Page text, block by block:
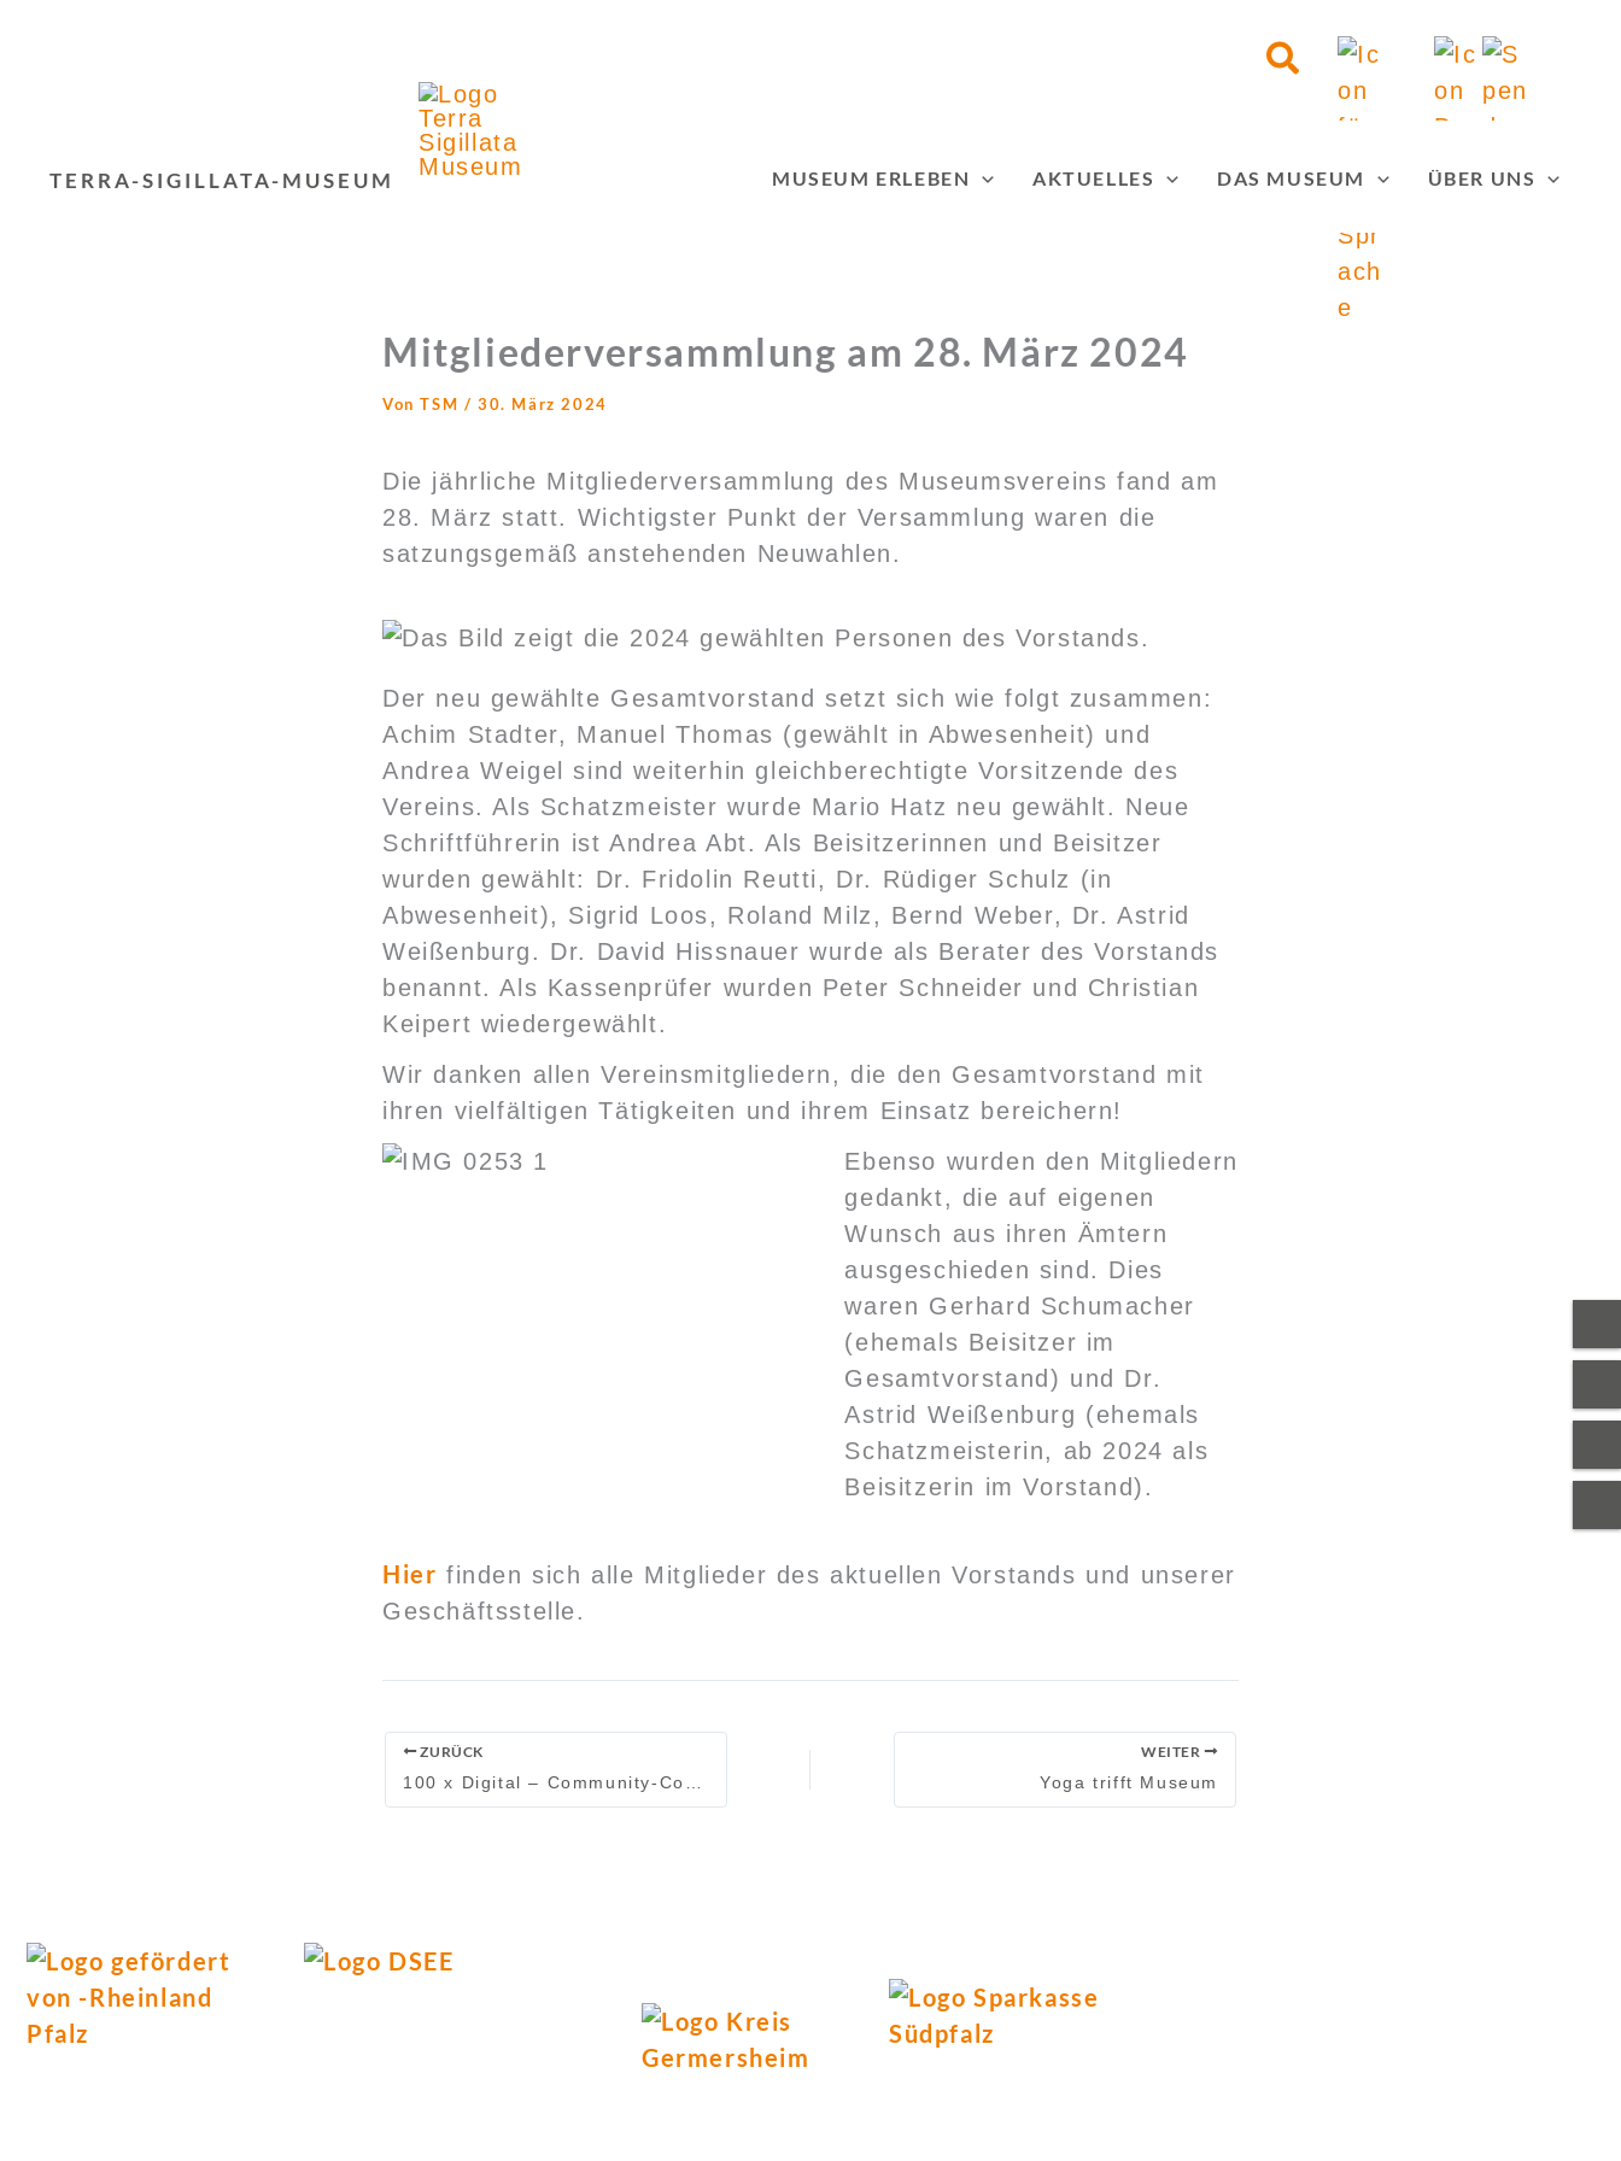
Suchen
TERRA-SIGILLATA-MUSEUM MUSEUM ERLEBEN AKTUELLES DAS MUSEUM ÜBER UNS
Mitgliederversammlung am 28. März 2024
VonTSM /30. März 2024
Die jährliche Mitgliederversammlung des Museumsvereins fand am
28. März statt. Wichtigster Punkt der Versammlung waren die
satzungsgemäß anstehenden Neuwahlen.
Der neu gewählte Gesamtvorstand setzt sich wie folgt zusammen:
Achim Stadter, Manuel Thomas (gewählt in Abwesenheit) und
Andrea Weigel sind weiterhin gleichberechtigte Vorsitzende des
Vereins. Als Schatzmeister wurde Mario Hatz neu gewählt. Neue
Schriftführerin ist Andrea Abt. Als Beisitzerinnen und Beisitzer
wurden gewählt: Dr. Fridolin Reutti, Dr. Rüdiger Schulz (in
Abwesenheit), Sigrid Loos, Roland Milz, Bernd Weber, Dr. Astrid
Weißenburg. Dr. David Hissnauer wurde als Berater des Vorstands
benannt. Als Kassenprüfer wurden Peter Schneider und Christian
Keipert wiedergewählt.
Wir danken allen Vereinsmitgliedern, die den Gesamtvorstand mit
ihren vielfältigen Tätigkeiten und ihrem Einsatz bereichern!
Ebenso wurden den Mitgliedern
gedankt, die auf eigenen
Wunsch aus ihren Ämtern
ausgeschieden sind. Dies
waren Gerhard Schumacher
(ehemals Beisitzer im
Gesamtvorstand) und Dr.
Astrid Weißenburg (ehemals
Schatzmeisterin, ab 2024 als
Beisitzerin im Vorstand).
Hier finden sich alle Mitglieder des aktuellen Vorstands und unserer
Geschäftsstelle.
ZURÜCK WEITER
Yoga trifft Museum